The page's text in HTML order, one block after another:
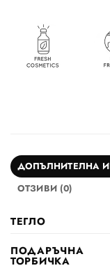
ДОПЪЛНИТЕЛНА
ОТЗИВИ (0)
ТЕГЛО
ПОДАРЪЧНА
ТОРБИЧКА